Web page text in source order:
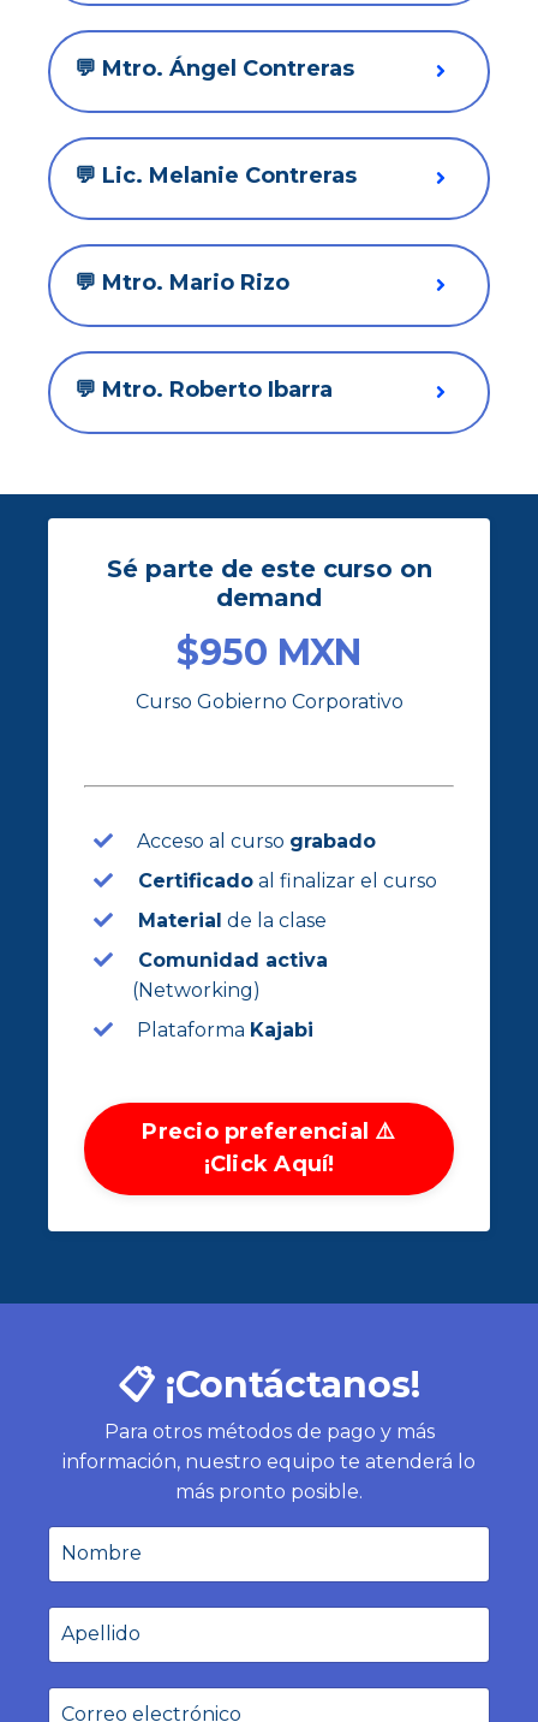
💬 Mtro. Ángel Contreras
💬 Lic. Melanie Contreras
💬 Mtro. Mario Rizo
💬 Mtro. Roberto Ibarra
Sé parte de este curso on
demand
$950 MXN
Curso Gobierno Corporativo
Acceso al curso grabado
Certificado al finalizar el curso
Material de la clase
Comunidad activa
(Networking)
Plataforma Kajabi
Precio preferencial ⚠️
¡Click Aquí!
📋 ¡Contáctanos!
Para otros métodos de pago y más
información, nuestro equipo te atenderá lo
más pronto posible.